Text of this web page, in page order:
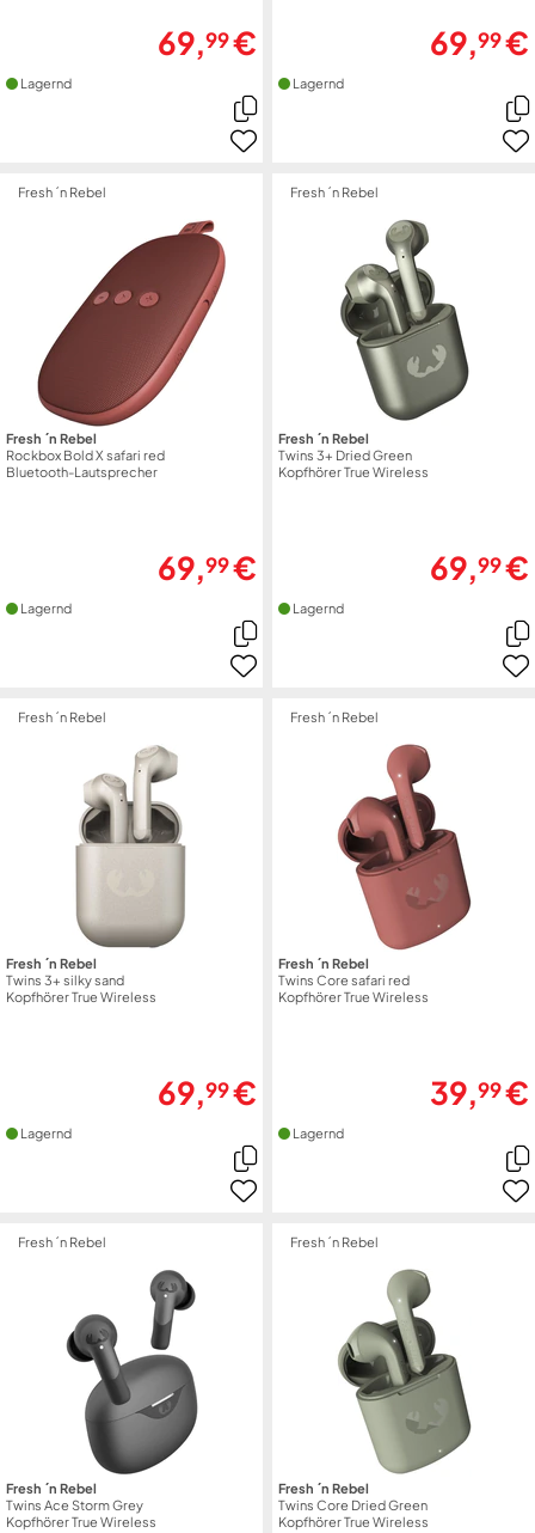
69,99€
Lagernd
69,99€
Lagernd
Fresh ´n Rebel
Fresh ´n Rebel
Rockbox Bold X safari red
Bluetooth-Lautsprecher
69,99€
Lagernd
Fresh ´n Rebel
Fresh ´n Rebel
Twins 3+ Dried Green
Kopfhörer True Wireless
69,99€
Lagernd
Fresh ´n Rebel
Fresh ´n Rebel
Twins 3+ silky sand
Kopfhörer True Wireless
69,99€
Lagernd
Fresh ´n Rebel
Fresh ´n Rebel
Twins Core safari red
Kopfhörer True Wireless
39,99€
Lagernd
Fresh ´n Rebel
Fresh ´n Rebel
Twins Ace Storm Grey
Kopfhörer True Wireless
Fresh ´n Rebel
Fresh ´n Rebel
Twins Core Dried Green
Kopfhörer True Wireless